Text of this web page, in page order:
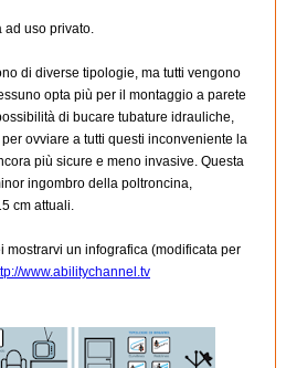
ad uso privato.
di diverse tipologie, ma tutti vengono
opta più per il montaggio a parete
di bucare tubature idrauliche,
ovviare a tutti questi inconveniente la
più sicure e meno invasive. Questa
ingombro della poltroncina,
cm attuali.
mostrarvi un infografica (modificata per
www.abilitychannel.tv